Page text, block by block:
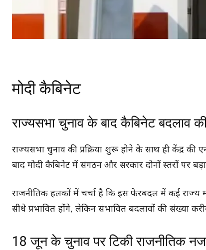
मोदी कैबिनेट
राज्यसभा चुनाव के बाद कैबिनेट बदलाव
राज्यसभा चुनाव की प्रक्रिया शुरू होने के साथ ही केंद्र की
बाद मोदी कैबिनेट में संगठन और सरकार दोनों स्तरों पर
राजनीतिक हलकों में चर्चा है कि इस फेरबदल में कई राज्य
सीधे प्रभावित होंगे, लेकिन संभावित बदलावों की संख्या
18 जून के चुनाव पर टिकी राजनीतिक